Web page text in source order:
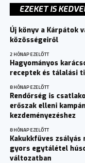
EZEKET IS
Új könyv a Kárpátok
közösségeiről
2 HÓNAP EZELŐTT
Hagyományos
receptek és tálalási
8 HÓNAP EZELŐTT
Rendőrség is
erőszak elleni
kezdeményezéshez
8 HÓNAP EZELŐTT
Kakukkfüves
gyors egytálétel
változatban